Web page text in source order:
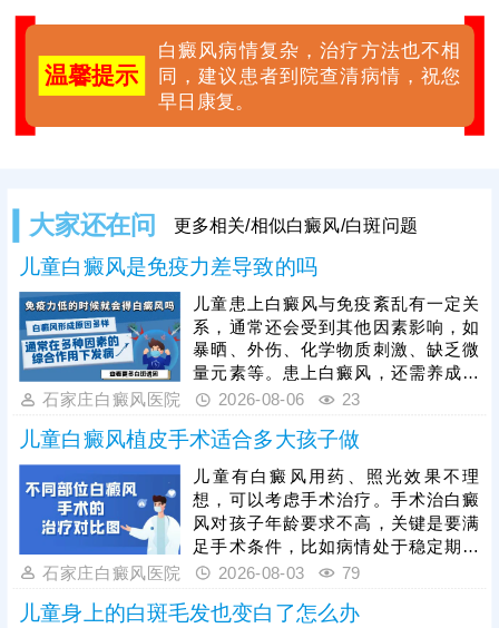
温馨提示
白癜风病情复杂，治疗方法也不相
同，建议患者到院查清病情，祝您
早日康复。
大家还在问 更多相关/相似白癜风/白斑问题
儿童白癜风是免疫力差导致的吗
儿童患上白癜风与免疫紊乱有一定关
系，通常还会受到其他因素影响，如
暴晒、外伤、化学物质刺激、缺乏微
量元素等。患上白癜风，还需养成健
康生活习惯，规律作息，均衡饮食，
能，为白斑复色助力。另一方面，要
重视规范治疗，在医生指导下个性化
用药、照光，促进黑色素细胞修复、
恢复活性，令表皮黑色素再分泌，使
肤色渐趋正常。
石家庄白癜风医院 2026-08-06 23
儿童白癜风植皮手术适合多大孩子做
儿童有白癜风用药、照光效果不理
想，可以考虑手术治疗。手术治白癜
风对孩子年龄要求不高，关键是要满
足手术条件，比如病情处于稳定期、
非外伤型白癜风、非瘢痕体质，术前
的手术方法被应用到白癜风临床治疗
石家庄白癜风医院 2026-08-03 79
儿童身上的白斑毛发也变白了怎么办